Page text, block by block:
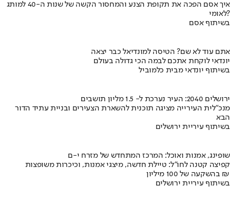
איך אסם הפכה את תקופת הצנע והמחסור הקשה של שנות ה-40 למותג
לאומי?
בשיתוף אסם
אתם עוד לא שם? הטיסה למונדיאל כבר יצאה
יונדאי לוקחת אתכם לבמה הכי גדולה בעולם
בשיתוף יונדאי מבית כלמוביל
ירושלים 2040: העיר נערכת ל- 1.5 מליון תושבים
מנכ"לית העירייה מציגה תוכנית להשארת הצעירים ובניית עתיד הדור
הבא
בשיתוף עיריית ירושלים
שופינג, אמנות ואוכל: המרכז המתחדש של מזרח י-ם
קפיצה קטנה לחו"ל: טיילת חדשה, מיצגי אמנות, וכיכרות משופצות
בהשקעה של 100 מיליון ₪
בשיתוף עיריית ירושלים